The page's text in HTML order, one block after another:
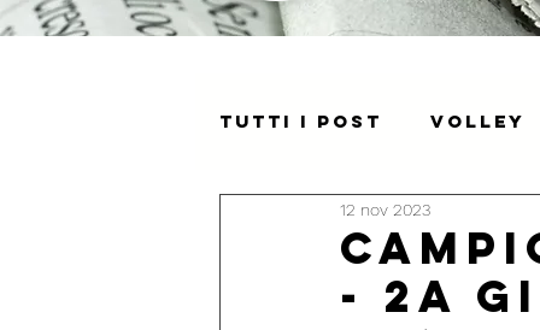
Tutti i post Volley
- 2a
12 nov 2023